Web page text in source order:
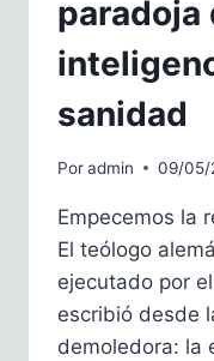
paradoja
sanidad
Poradmin 09/05/
Empecemos la
El teólogo
ejecutado por
escribió desde
demoledora: la